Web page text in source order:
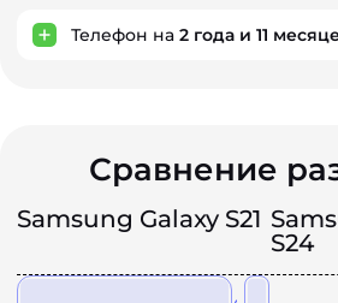
Телефон на 2 года и 11
Сравнение
Samsung Galaxy S21
S24